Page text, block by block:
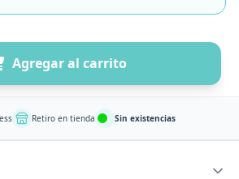
Agregar al carrito
Retiro en tienda Sin existencias